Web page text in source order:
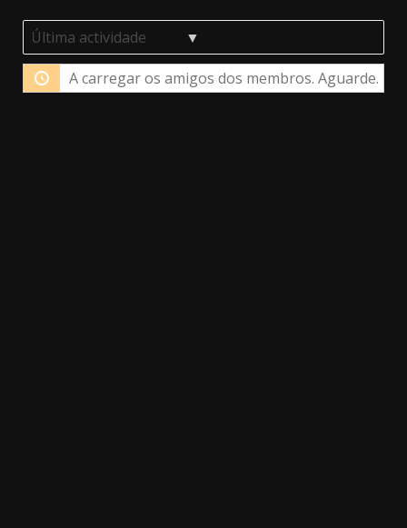
Mostrar:
A carregar os amigos dos membros. Aguarde.